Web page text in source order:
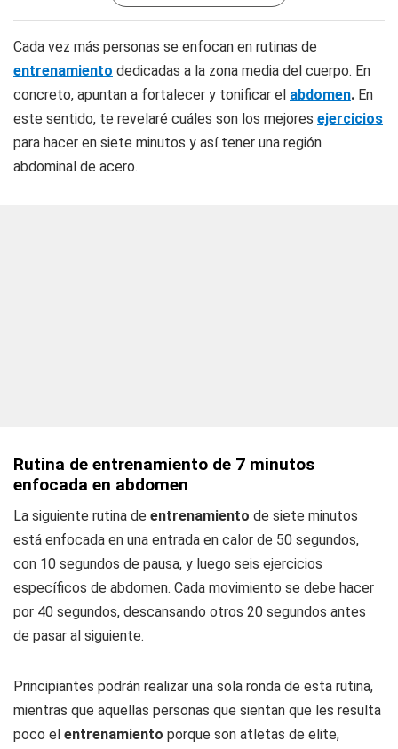
Cada vez más personas se enfocan en rutinas de
entrenamiento dedicadas a la zona media del cuerpo. En
concreto, apuntan a fortalecer y tonificar el abdomen. En
este sentido, te revelaré cuáles son los mejores ejercicios
para hacer en siete minutos y así tener una región
abdominal de acero.
Rutina de entrenamiento de 7 minutos
enfocada en abdomen
La siguiente rutina de entrenamiento de siete minutos
está enfocada en una entrada en calor de 50 segundos,
con 10 segundos de pausa, y luego seis ejercicios
específicos de abdomen. Cada movimiento se debe hacer
por 40 segundos, descansando otros 20 segundos antes
de pasar al siguiente.
Principiantes podrán realizar una sola ronda de esta rutina,
mientras que aquellas personas que sientan que les resulta
poco el entrenamiento porque son atletas de elite,